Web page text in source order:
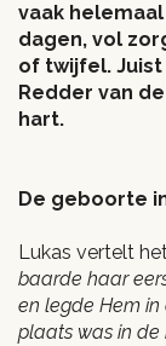
vaak
dagen, vol
of twijfel. Juist
Redder van
hart.
De geboorte
Lukas vertelt
baarde haar
en legde Hem
plaats was in de